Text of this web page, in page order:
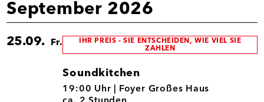
September 2026
25.09. Fr.
IHR PREIS - SIE ENTSCHEIDEN, WIE VIEL SIE
ZAHLEN
Soundkitchen
25.09.
19:00 Uhr |
Foyer Großes Haus